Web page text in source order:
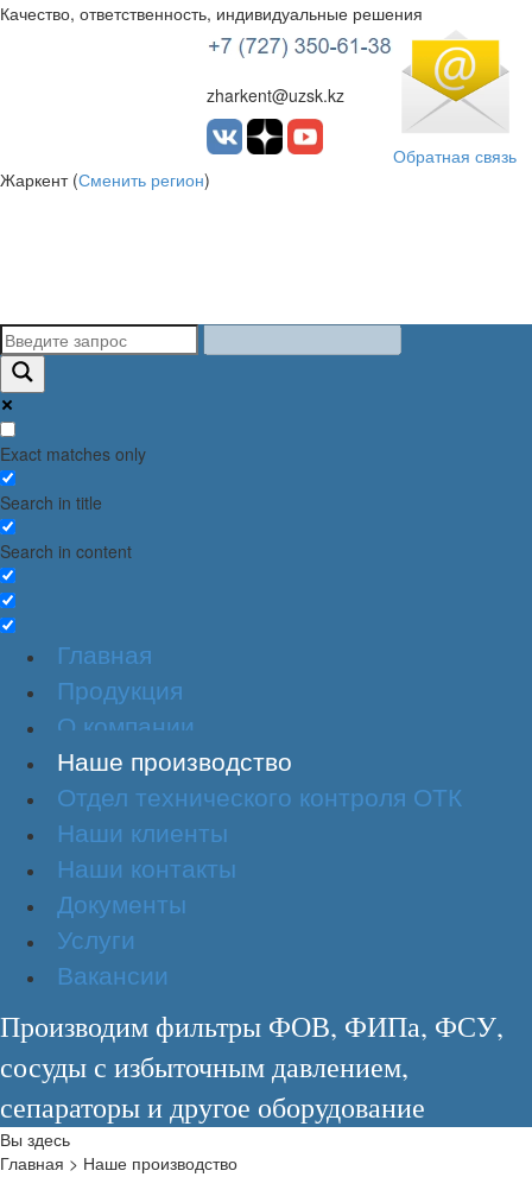
УЗСК Казахстан
Качество, ответственность, индивидуальные решения
zharkent@uzsk.kz
Обратная связь
Жаркент (Сменить регион)
Exact matches only
Search in title
Search in content
Главная
Продукция
О компании
Наше производство
Отдел технического контроля ОТК
Наши клиенты
Наши контакты
Документы
Услуги
Вакансии
Производим фильтры ФОВ, ФИПа, ФСУ,
сосуды с избыточным давлением,
сепараторы и другое оборудование
Вы здесь
Главная > Наше производство